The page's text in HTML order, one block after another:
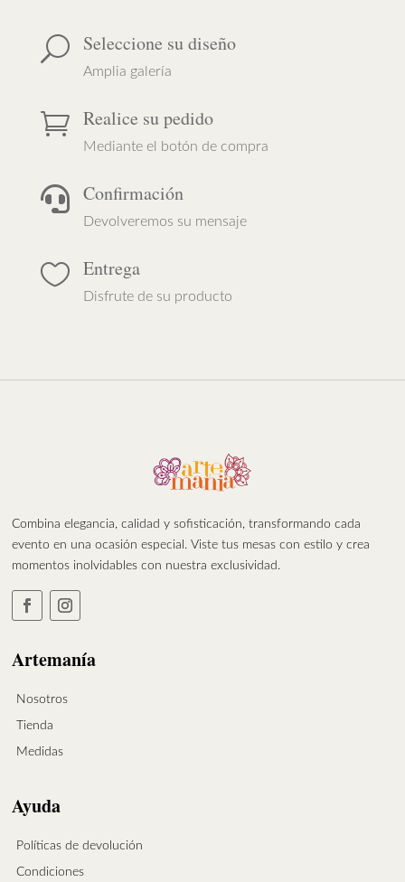
U Seleccione su diseño
Amplia galería
 Realice su pedido
Mediante el botón de compra
 Confirmación
Devolveremos su mensaje
 Entrega
Disfrute de su producto
Combina elegancia, calidad y sofisticación, transformando cada
evento en una ocasión especial. Viste tus mesas con estilo y crea
momentos inolvidables con nuestra exclusividad.
Artemanía
Nosotros
Tienda
Medidas
Ayuda
Políticas de devolución
Condiciones